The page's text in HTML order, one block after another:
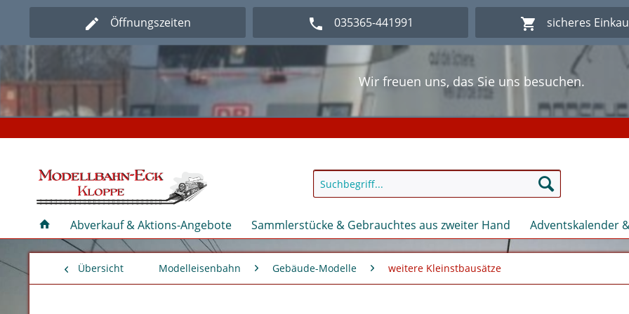
Öffnungszeiten 035365-441991 sicheres
Wir freuen uns, das Sie uns besuchen.
Herzlich Willkommen im Onlineshop Modellbahn - Eck
Wir freuen uns, das Sie uns besuchen.
Herzlich Willkommen im Onlineshop Modellbahn - Eck
Abverkauf & Aktions-Angebote Sammlerstücke & Gebrauchtes aus zweiter Hand Adventskalender
Übersicht Modelleisenbahn Gebäude-Modelle weitere Kleinstbausätze